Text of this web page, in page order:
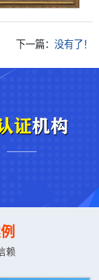
下一篇： 没有了！
赖